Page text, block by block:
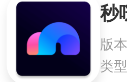
秒
版本
类型